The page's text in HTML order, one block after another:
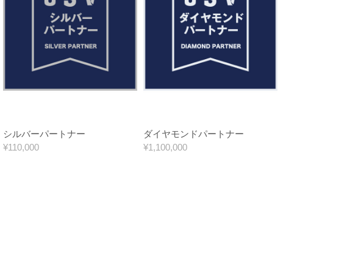
シルバーパートナー
¥110,000
ダイヤモンドパートナー
¥1,100,000